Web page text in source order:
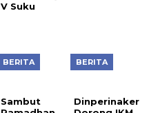
V Suku
BERITA
Sambut
BERITA
Dinperinaker